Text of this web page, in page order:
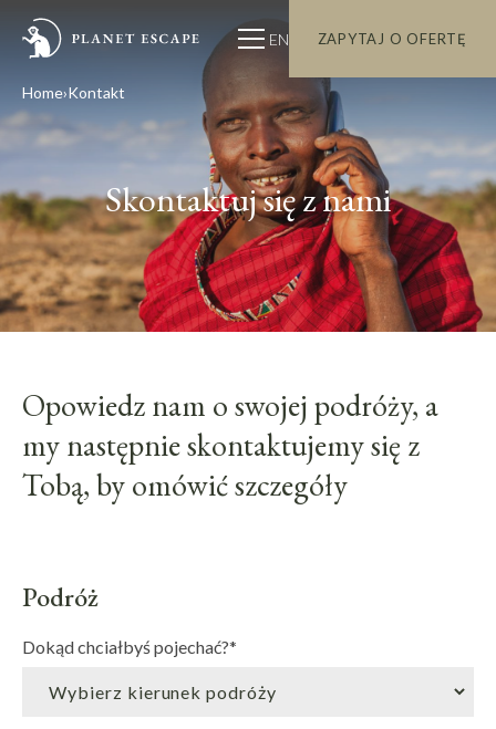
EN ZAPYTAJ O OFERTĘ
Home Kontakt
Skontaktuj się z nami
Opowiedz nam o swojej podróży, a
my następnie skontaktujemy się z
Tobą, by omówić szczegóły
Podróż
Dokąd chciałbyś pojechać?*